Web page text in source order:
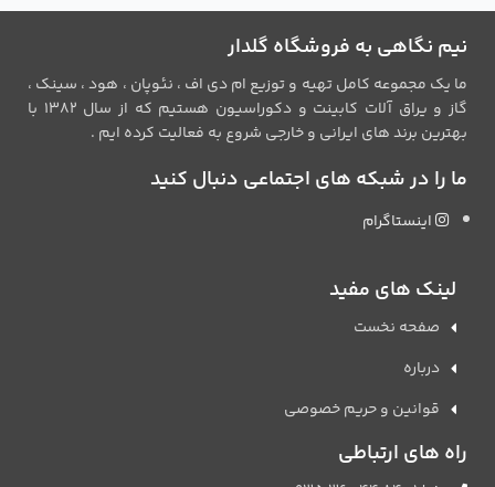
نیم نگاهی به فروشگاه گلدار
ما یک مجموعه کامل تهیه و توزیع ام دی اف ، نئوپان ، هود ، سینک ،
گاز و یراق آلات کابینت و دکوراسیون هستیم که از سال 1382 با
بهترین برند های ایرانی و خارجی شروع به فعالیت کرده ایم .
ما را در شبکه های اجتماعی دنبال کنید
اینستاگرام
لینک های مفید
صفحه نخست
درباره
قوانین و حریم خصوصی
راه های ارتباطی